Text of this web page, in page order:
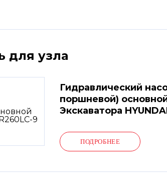
для узла
Гидравлический
поршневой)
Экскаватора
ПОДРОБНЕЕ